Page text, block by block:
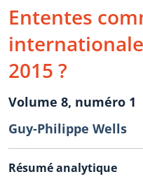
Ententes
2015 ?
Volume 8, numéro 1
Guy-Philippe Wells
Résumé analytique